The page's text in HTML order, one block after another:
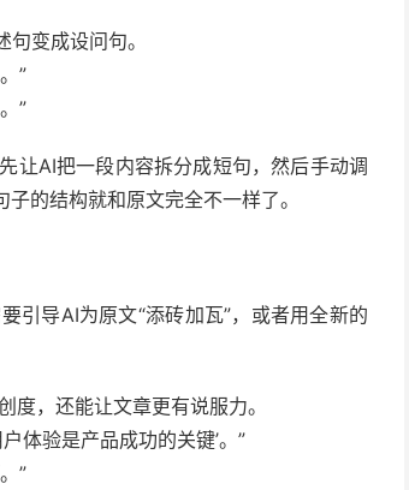
变成设问句。
”
”
让AI把一段内容拆分成短句，然后手动调
的结构就和原文完全不一样了。
引导AI为原文“添砖加瓦”，或者用全新的
，还能让文章更有说服力。
体验是产品成功的关键’。”
”